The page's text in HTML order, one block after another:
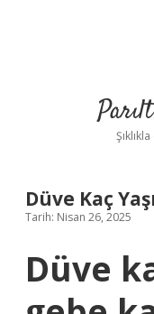
Düve Kaç
Tarih: Nisan 26, 2025
Düve